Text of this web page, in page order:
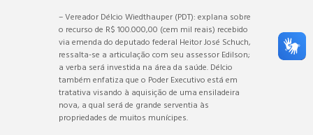
– Vereador Délcio Wiedthauper (PDT): explana sobre
o recurso de R$ 100.000,00 (cem mil reais) recebido
via emenda do deputado federal Heitor José Schuch,
ressalta-se a articulação com seu assessor Edilson;
a verba será investida na área da saúde. Délcio
também enfatiza que o Poder Executivo está em
tratativa visando à aquisição de uma ensiladeira
nova, a qual será de grande serventia às
propriedades de muitos munícipes.